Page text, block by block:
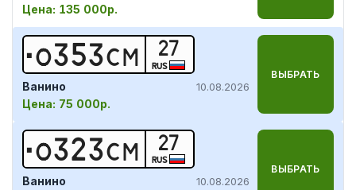
Цена: 135 000р.
О353СМ 27
RUS
Ванино 10.08.2026
Цена: 75 000р.
ВЫБРАТЬ
О323СМ 27
RUS
Ванино 10.08.2026
ВЫБРАТЬ